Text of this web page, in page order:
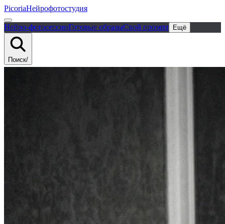
PicoriaНейрофотостудия
Нейро-фотосессииГотовые образыСвой промпт Ещё
Поиск/